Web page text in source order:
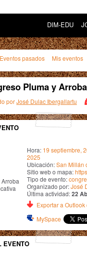
DIM-EDU
Eventos pasados Mis eventos
Pluma y
porJosé Dulac Ibergallartu
Hora: 19 septiembre,
2025
Ubicación:San Millán
Sitio web o mapa:
Tipo de evento:
Organizado por:José
Última actividad:22
Exportar a Outlook
MySpace
EVENTO